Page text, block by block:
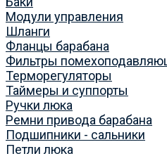
Модули управления
Шланги
Фланцы барабана
Фильтры
Терморегуляторы
Таймеры и суппорты
Ручки люка
Ремни привода барабана
Подшипники - сальники
Петли люка